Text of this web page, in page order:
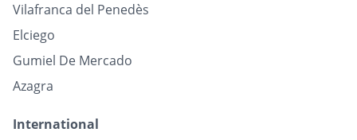
Vilafranca del Penedès
Elciego
Gumiel De Mercado
Azagra
International